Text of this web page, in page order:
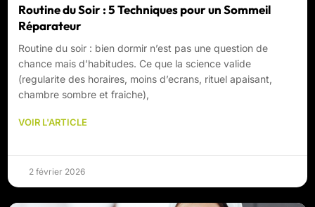
Routine du Soir : 5 Techniques pour un Sommeil
Réparateur
Routine du soir : bien dormir n’est pas une question de
chance mais d’habitudes. Ce que la science valide
(regularite des horaires, moins d’ecrans, rituel apaisant,
chambre sombre et fraiche),
VOIR L'ARTICLE
2 février 2026